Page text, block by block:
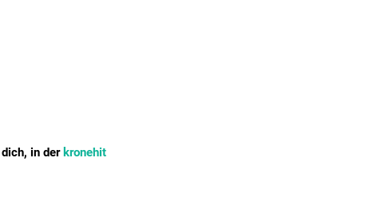
in der kronehit